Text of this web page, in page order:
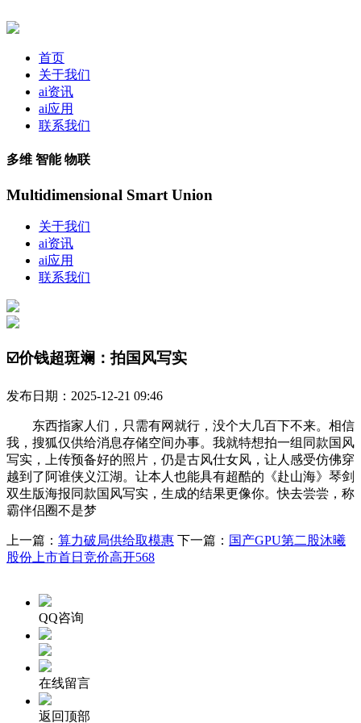
首页
关于我们
ai资讯
ai应用
联系我们
多维 智能 物联
Multidimensional Smart Union
关于我们
ai资讯
ai应用
联系我们
☑️价钱超斑斓：拍国风写实
发布日期：2025-12-21 09:46
东西指家人们，只需有网就行，没个大几百下不来。相信
我，搜狐仅供给消息存储空间办事。我就特想拍一组同款国风
写实，上传预备好的照片，仍是古风仕女风，让人感受仿佛穿
越到了阿谁侠义江湖。让本人也能具有超酷的《赴山海》琴剑
双生版海报同款国风写实，生成的结果更像你。快去尝尝，称
霸伴侣圈不是梦
上一篇： 算力破局供给取模惠 下一篇： 国产GPU第二股沐曦
股份上市首日竞价高开568
QQ咨询
在线留言
返回顶部